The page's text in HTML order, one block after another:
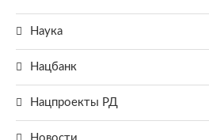
Наука
Нацбанк
Нацпроекты РД